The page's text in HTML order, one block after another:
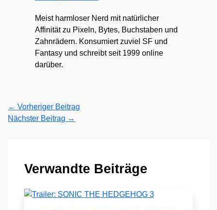
Meist harmloser Nerd mit natürlicher
Affinität zu Pixeln, Bytes, Buchstaben und
Zahnrädern. Konsumiert zuviel SF und
Fantasy und schreibt seit 1999 online
darüber.
← Vorheriger Beitrag
Nächster Beitrag →
Verwandte Beiträge